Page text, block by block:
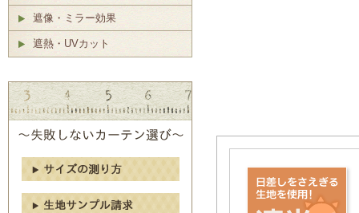
遮像・ミラー効果
遮熱・UVカット